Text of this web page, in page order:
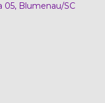
05, Blumenau/SC